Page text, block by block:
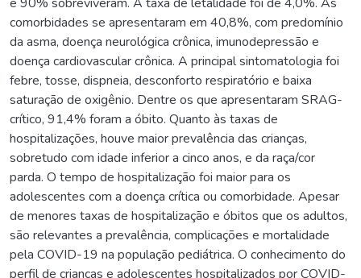
comorbidades se apresentaram em 40,8%, com predomínio
da asma, doença neurológica crônica, imunodepressão e
doença cardiovascular crônica. A principal sintomatologia foi
febre, tosse, dispneia, desconforto respiratório e baixa
saturação de oxigênio. Dentre os que apresentaram SRAG-
crítico, 91,4% foram a óbito. Quanto às taxas de
hospitalizações, houve maior prevalência das crianças,
sobretudo com idade inferior a cinco anos, e da raça/cor
parda. O tempo de hospitalização foi maior para os
adolescentes com a doença crítica ou comorbidade. Apesar
de menores taxas de hospitalização e óbitos que os adultos,
são relevantes a prevalência, complicações e mortalidade
pela COVID-19 na população pediátrica. O conhecimento do
perfil de crianças e adolescentes hospitalizados por COVID-